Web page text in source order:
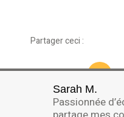
Partager ceci :
Sarah M.
Passionnée